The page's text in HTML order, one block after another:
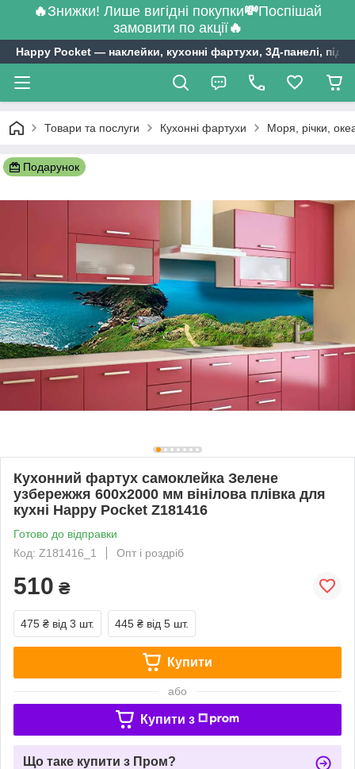
🔥Знижки! Лише вигідні покупки💸Поспішай
замовити по акції🔥
Happy Pocket ― наклейки, кухонні фартухи, 3Д-панелі,
Товари та послуги Кухонні фартухи Моря, річки,
Подарунок
Кухонний фартух самоклейка Зелене
узбережжя 600х2000 мм вінілова плівка для
кухні Happy Pocket Z181416
Готово до відправки
Код: Z181416_1
Опт і роздріб
510 ₴
475 ₴ від 3 шт. 445 ₴ від 5 шт.
Купити
або
Купити з
Що таке купити з Пром?